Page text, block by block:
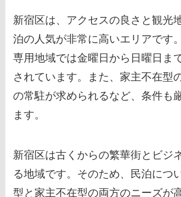
新宿区は、アクセスの良さと観光
泊の人気が非常に高いエリアです
専用地域では金曜日から日曜日ま
されています。また、家主不在型
の常駐が求められるなど、条件も
ます。
新宿区は古くからの繁華街とビジ
る地域です。そのため、民泊につ
型と家主不在型の両方のニーズが